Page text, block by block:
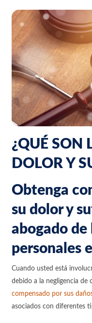
¿QUÉ SON
DOLOR Y
Obtenga
su dolor y
abogado de
personales
Cuando usted está
debido a la negligencia de
compensado por sus
asociados con diferentes